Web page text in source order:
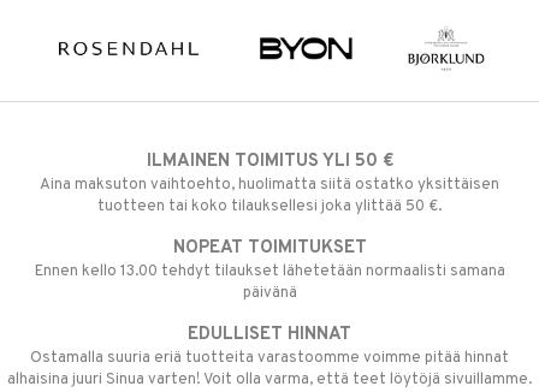
ILMAINEN TOIMITUS YLI 50 €
Aina maksuton vaihtoehto, huolimatta siitä ostatko yksittäisen
tuotteen tai koko tilauksellesi joka ylittää 50 €.
NOPEAT TOIMITUKSET
Ennen kello 13.00 tehdyt tilaukset lähetetään normaalisti samana
päivänä
EDULLISET HINNAT
Ostamalla suuria eriä tuotteita varastoomme voimme pitää hinnat
alhaisina juuri Sinua varten! Voit olla varma, että teet löytöjä sivuillamme.